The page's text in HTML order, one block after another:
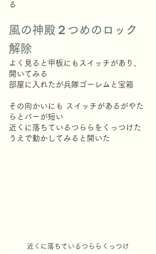
る
風の神殿２つめのロック
解除
よく見ると甲板にもスイッチがあり、
開いてみる
部屋に入れたが兵隊ゴーレムと宝箱
その向かいにも スイッチがあるがやた
らとバーが短い
近くに落ちているつららをくっつけた
うえで動かしてみると開いた
近くに落ちているつららくっつけ